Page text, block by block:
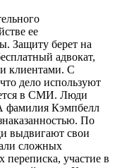
ее
Защиту берет на
адвокат,
клиентами. С
дело используют
в СМИ. Люди
фамилия Кэмпбелл
По
выдвигают свои
сложных
участие в